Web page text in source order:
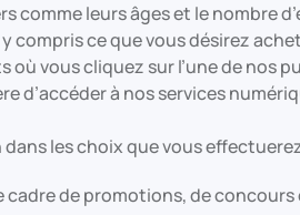
comme leurs âges et le nombre
compris ce que vous désirez
où vous cliquez sur l’une de nos
d’accéder à nos services
les choix que vous
de promotions, de